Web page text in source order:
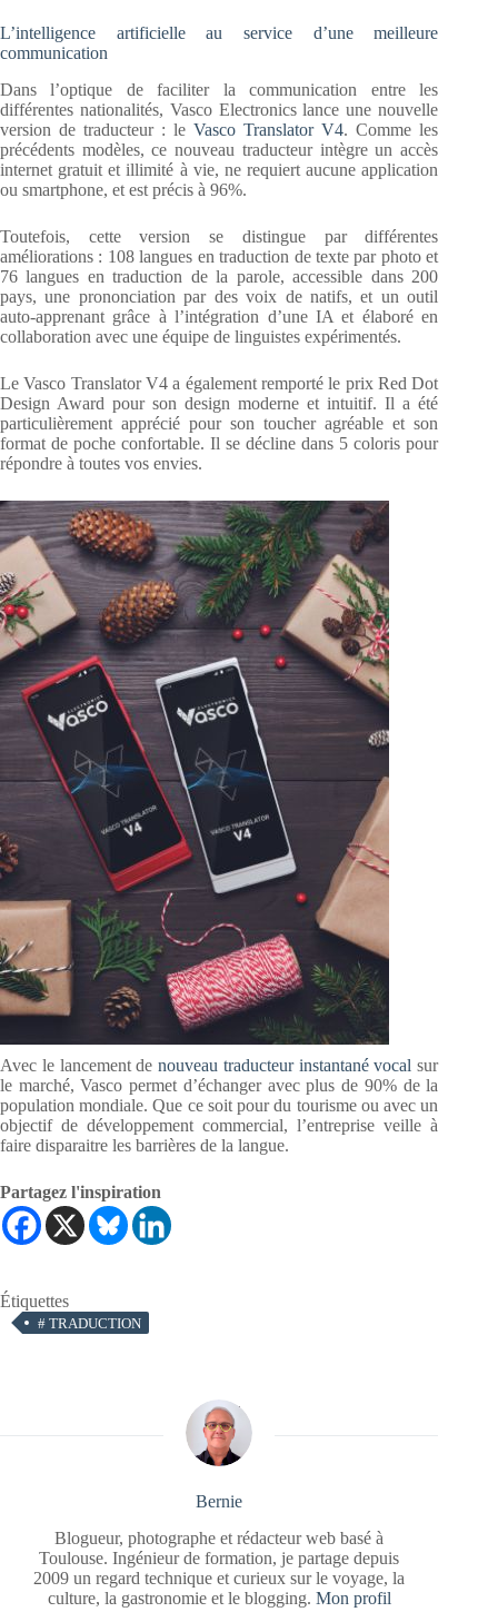
L’intelligence artificielle au service d’une meilleure
communication
Dans l’optique de faciliter la communication entre les
différentes nationalités, Vasco Electronics lance une nouvelle
version de traducteur : leVasco Translator V4. Comme les
précédents modèles, ce nouveau traducteur intègre un accès
internet gratuit et illimité à vie, ne requiert aucune application
ou smartphone, et est précis à 96%.
Toutefois, cette version se distingue par différentes
améliorations : 108 langues en traduction de texte par photo et
76 langues en traduction de la parole, accessible dans 200
pays, une prononciation par des voix de natifs, et un outil
auto-apprenant grâce à l’intégration d’une IA et élaboré en
collaboration avec une équipe de linguistes expérimentés.
Le Vasco Translator V4 a également remporté le prix Red Dot
Design Award pour son design moderne et intuitif. Il a été
particulièrement apprécié pour son toucher agréable et son
format de poche confortable. Il se décline dans 5 coloris pour
répondre à toutes vos envies.
Avec le lancement denouveau traducteur instantané vocal sur
le marché, Vasco permet d’échanger avec plus de 90% de la
population mondiale. Que ce soit pour du tourisme ou avec un
objectif de développement commercial, l’entreprise veille à
faire disparaitre les barrières de la langue.
Partagez l'inspiration
Étiquettes
# TRADUCTION
Bernie
Blogueur, photographe et rédacteur web basé à
Toulouse. Ingénieur de formation, je partage depuis
2009 un regard technique et curieux sur le voyage, la
culture, la gastronomie et le blogging. Mon profil